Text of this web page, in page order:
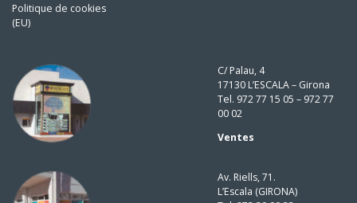
Politique de cookies
(EU)
C/ Palau, 4
17130 L’ESCALA – Girona
Tel. 972 77 15 05 – 972 77
00 02
Ventes
Av. Riells, 71.
L’Escala (GIRONA)